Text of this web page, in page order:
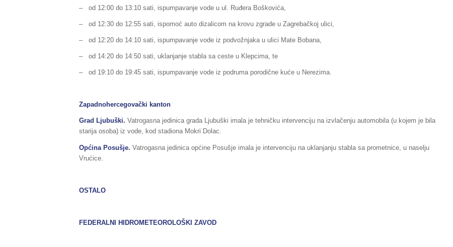
– od 12:00 do 13:10 sati, ispumpavanje vode u ul. Ruđera Boškovića,
– od 12:30 do 12:55 sati, ispomoć auto dizalicom na krovu zgrade u Zagrebačkoj ulici,
– od 12:20 do 14:10 sati, ispumpavanje vode iz podvožnjaka u ulici Mate Bobana,
– od 14:20 do 14:50 sati, uklanjanje stabla sa ceste u Klepcima, te
– od 19:10 do 19:45 sati, ispumpavanje vode iz podruma porodične kuće u Nerezima.
Zapadnohercegovački kanton
Grad Ljubuški. Vatrogasna jedinica grada Ljubuški imala je tehničku intervenciju na izvlačenju automobila (u kojem je bila
starija osoba) iz vode, kod stadiona Mokri Dolac.
Općina Posušje. Vatrogasna jedinica općine Posušje imala je intervenciju na uklanjanju stabla sa prometnice, u naselju
Vrućice.
OSTALO
FEDERALNI HIDROMETEOROLOŠKI ZAVOD